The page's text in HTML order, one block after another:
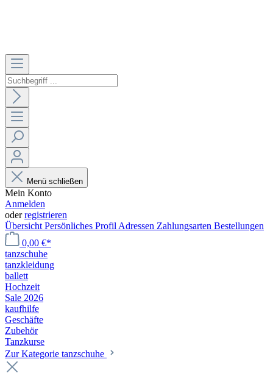
Menü schließen
Mein Konto
Anmelden
oderregistrieren
Übersicht Persönliches Profil Adressen Zahlungsarten Bestellungen
0,00 €*
tanzschuhe
tanzkleidung
ballett
Hochzeit
Sale 2026
kaufhilfe
Geschäfte
Zubehör
Tanzkurse
Zur Kategorie tanzschuhe